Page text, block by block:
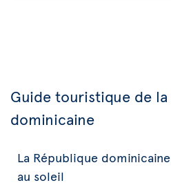
Guide touristique de
dominicaine
La République
au soleil